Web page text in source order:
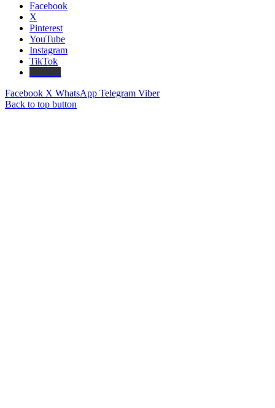
Facebook
X
Pinterest
YouTube
Instagram
TikTok
Facebook X WhatsApp Telegram Viber
Back to top button